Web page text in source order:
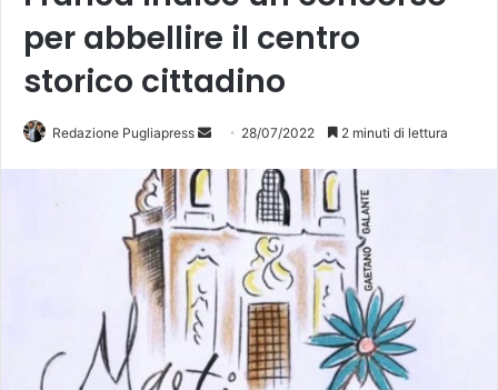
per abbellire il centro
storico cittadino
Redazione Pugliapress
i
a
u
n
'
e
m
28/07/2022 2 minuti di lettura